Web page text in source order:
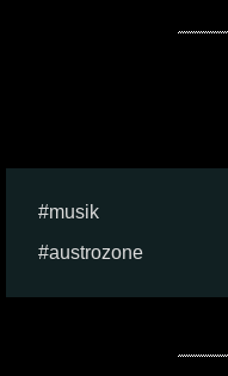
musik
austrozone